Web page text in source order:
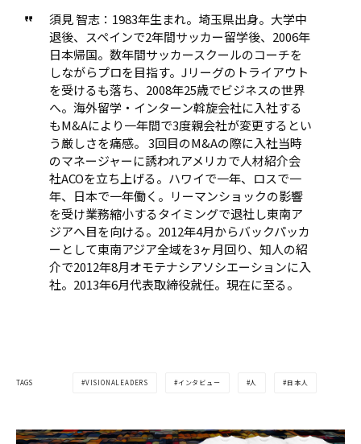
須見 智志：1983年生まれ。埼玉県出身。大学中
退後、スペインで2年間サッカー留学後、2006年
日本帰国。数年間サッカースクールのコーチを
しながらプロを目指す。Jリーグのトライアウト
を受けるも落ち、2008年25歳でビジネスの世界
へ。海外留学・インターン斡旋会社に入社する
もM&Aにより一年間で3度親会社が変更するとい
う厳しさを痛感。 3回目のM&Aの際に入社当時
のマネージャーに誘われアメリカで人材紹介会
社ACOを立ち上げる。ハワイで一年、ロスで一
年、日本で一年働く。リーマンショックの影響
を受け業務縮小するタイミングで退社し東南ア
ジアへ目を向ける。2012年4月からバックパッカ
ーとして東南アジア全域を3ヶ月回り、知人の紹
介で2012年8月オモテナシアソシエーションに入
社。2013年6月代表取締役就任。現在に至る。
TAGS VISIONALEADERS インタビュー 人 日本人